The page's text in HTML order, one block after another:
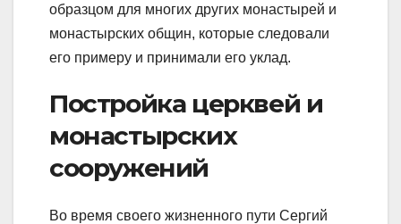
образцом для многих других монастырей и
монастырских общин, которые следовали
его примеру и принимали его уклад.
Постройка церквей и
монастырских
сооружений
Во время своего жизненного пути Сергий